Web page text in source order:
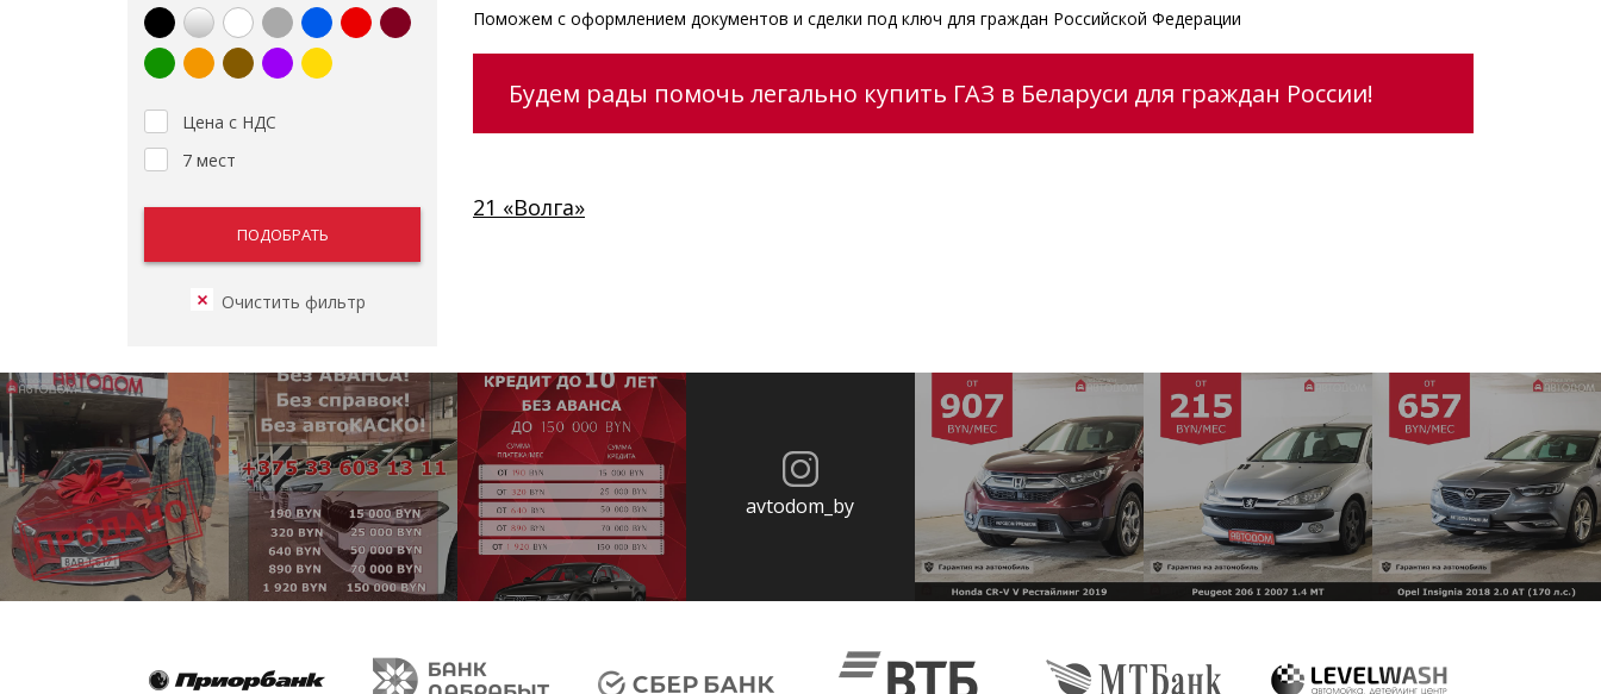
Цена с НДС
7 мест
Поможем с оформлением документов и сделки под ключ для граждан Российской Федерации
Будем рады помочь легально купить ГАЗ в Беларуси для граждан России!
21 «Волга»
avtodom_by